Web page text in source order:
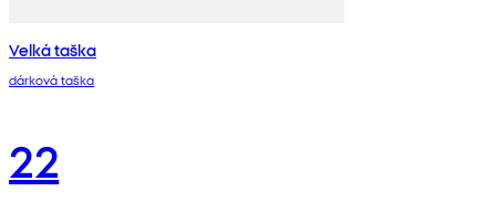
Velká taška
dárková taška
22